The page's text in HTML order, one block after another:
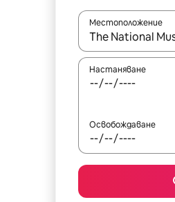
Местоположение
Когато
Настаняване
Освобождаване